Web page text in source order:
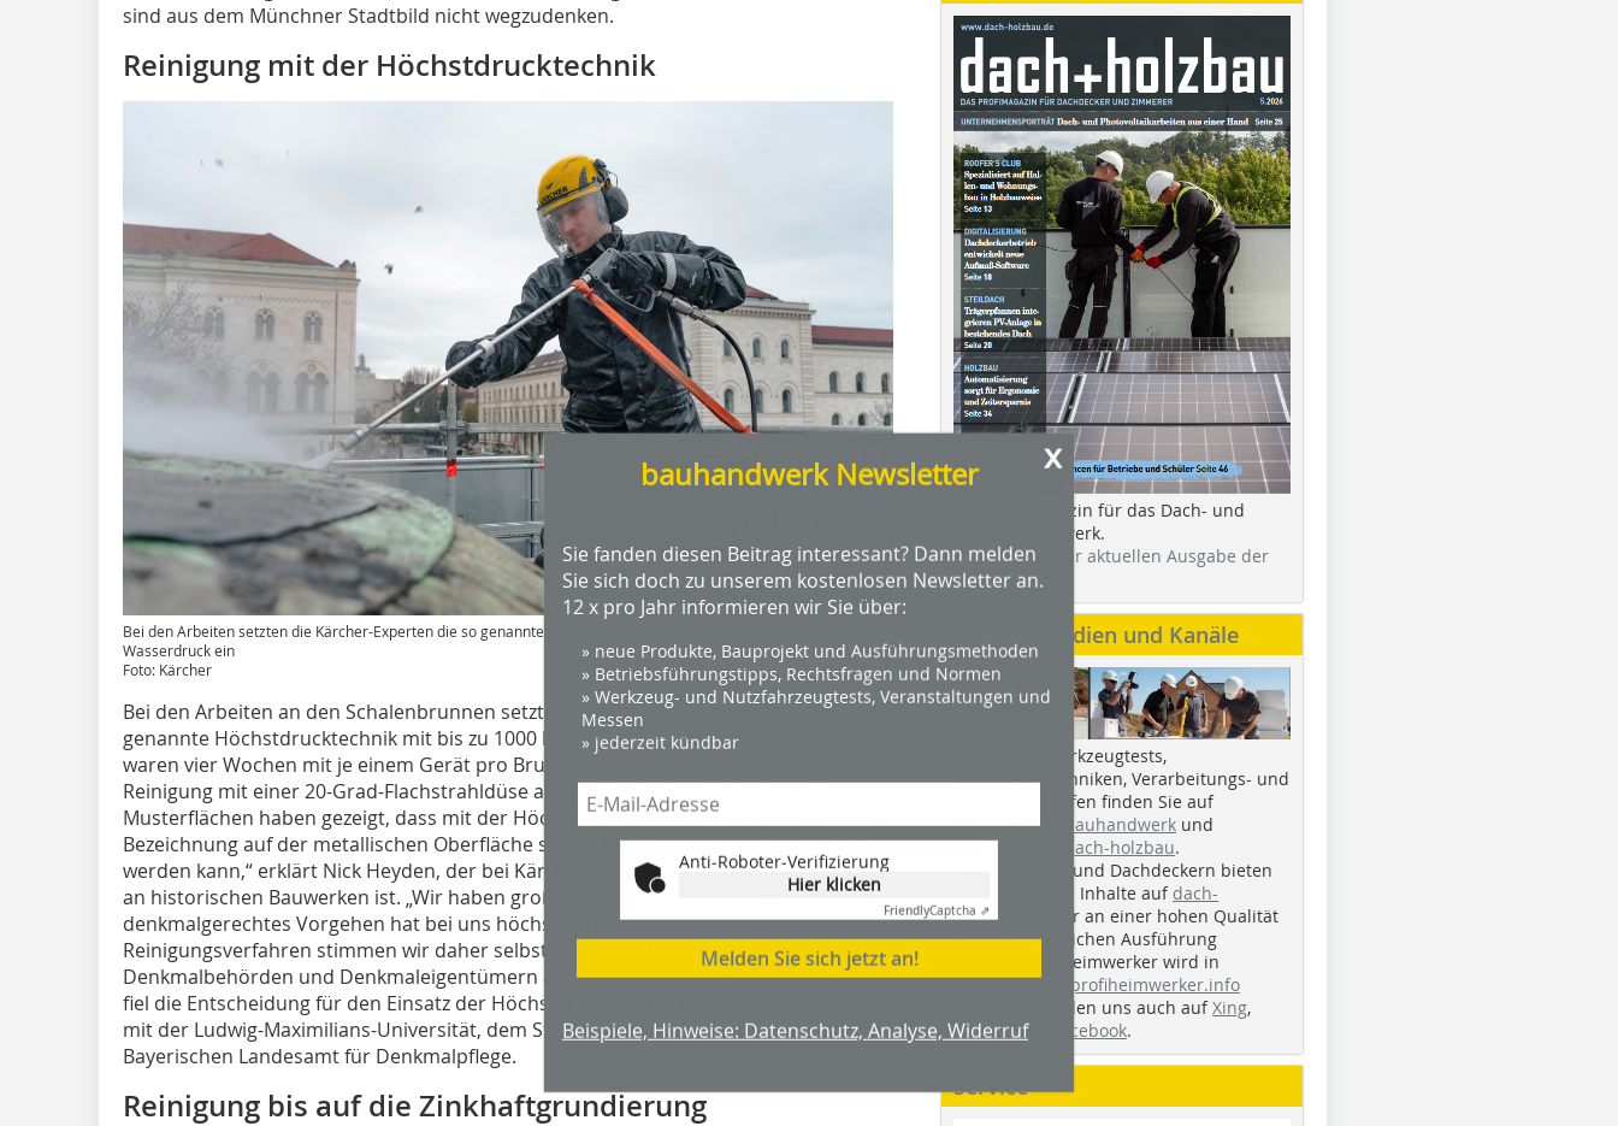
sind aus dem Münchner Stadtbild nicht wegzudenken.
Reinigung mit der Höchstdrucktechnik
Bei den Arbeiten setzten die Kärcher-Experten die so genannte Höchstdrucktechnik mit bis zu 1000 bar
Wasserdruck ein
Foto: Kärcher
Bei den Arbeiten an den Schalenbrunnen setzten die Kärcher-Experten die so
genannte ­Höchstdrucktechnik mit bis zu 1000 bar Wasserdruck ein. Zwei Mitarbeiter
waren vier Wochen mit je einem Gerät pro Brunnen im Einsatz und führten die
Reinigung mit einer 20-Grad-Flachstrahldüse aus. „Unsere Vorunter­suchungen und
Musterflächen haben gezeigt, dass mit der Höchstdrucktechnik trotz der kraftvollen
Bezeichnung auf der metallischen Oberfläche sehr schonend und präzise gereinigt
werden kann,“ erklärt Nick Heyden, der bei Kärcher Spezialist für Reinigungsprojekte
an historischen Bauwerken ist. „Wir haben großen Respekt vor der Aufgabe und ein
denkmal­gerechtes Vorgehen hat bei uns höchste Priorität. Unsere
Reinigungsverfahren stimmen wir daher selbstverständlich im Vorfeld mit den
Denkmalbehörden und Denkmaleigentümern ab,“ so Heyden weiter. Entsprechend
fiel die Entscheidung für den Einsatz der Höchstdrucktechnik in enger Abstimmung
mit der Ludwig-Maximilians-Universität, dem Staatlichen Bauamt und dem
Bayerischen Landesamt für Denkmalpflege.
Reinigung bis auf die Zinkhaftgrundierung
x
bauhandwerk Newsletter
Sie fanden diesen Beitrag interessant? Dann melden
Sie sich doch zu unserem kostenlosen Newsletter an.
12 x pro Jahr informieren wir Sie über:
» neue Produkte, Bauprojekt und Ausführungsmethoden
» Betriebsführungstipps, Rechtsfragen und Normen
» Werkzeug- und Nutzfahrzeugtests, Veranstaltungen und
Messen
» jederzeit kündbar
Anti-Roboter-Verifizierung
Hier klicken
FriendlyCaptcha ⇗
Melden Sie sich jetzt an!
Beispiele, Hinweise: Datenschutz, Analyse, Widerruf
Das Profimagazin für das Dach- und
Holzbauhandwerk.
Hier geht es zur aktuellen Ausgabe der
dach+holzbau.
Weitere Medien und Kanäle
Videos von Werkzeugtests,
Handwerkstechniken, Verarbeitungs- und
Montageabläufen finden Sie auf
youtube.com/bauhandwerk und
youtube.com/dach-holzbau.
Zimmerleuten und Dachdeckern bieten
wir spannende Inhalte auf dach-
holzbau.de
, der an einer hohen Qualität
der handwerklichen Ausführung
interessierte Heimwerker wird in
unserem Blog
profiheimwerker.info
fündig. Sie finden uns auch aufXing,
Twitterund Facebook.
Service